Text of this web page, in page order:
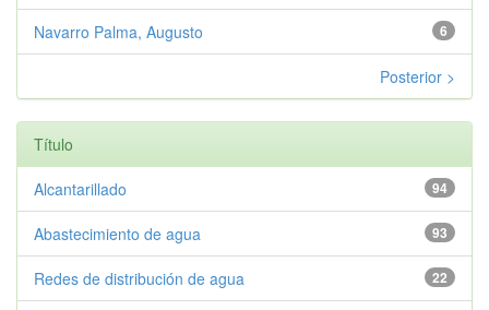
6
Navarro Palma, Augusto
Posterior >
Título
94
Alcantarillado
93
Abastecimiento de agua
22
Redes de distribución de agua